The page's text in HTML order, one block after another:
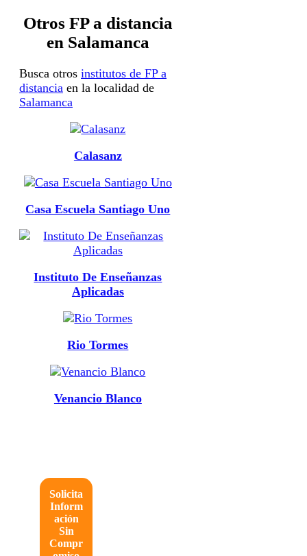
Otros FP a distancia
en Salamanca
Busca otros institutos de FP a
distancia en la localidad de
Salamanca
Calasanz
Casa Escuela Santiago Uno
Instituto De Enseñanzas
Aplicadas
Rio Tormes
Venancio Blanco
Solicita
Inform
ación
Sin
Compr